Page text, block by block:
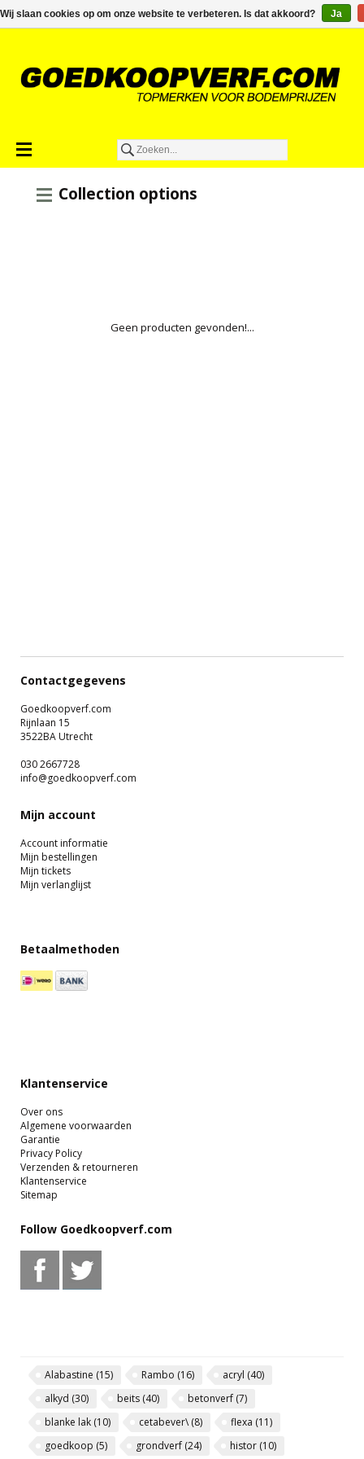
€0,00
Collection options
Geen producten gevonden!...
Contactgegevens
Goedkoopverf.com
Rijnlaan 15
3522BA Utrecht
030 2667728
info@goedkoopverf.com
Mijn account
Account informatie
Mijn bestellingen
Mijn tickets
Mijn verlanglijst
Betaalmethoden
Klantenservice
Over ons
Algemene voorwaarden
Garantie
Privacy Policy
Verzenden & retourneren
Klantenservice
Sitemap
Follow Goedkoopverf.com
Alabastine (15) Rambo (16) acryl (40)
alkyd (30) beits (40) betonverf (7)
blanke lak (10) cetabever\(8) flexa (11)
goedkoop (5) grondverf (24) histor (10)
Wij slaan cookies op om onze website te verbeteren. Is dat akkoord? Ja